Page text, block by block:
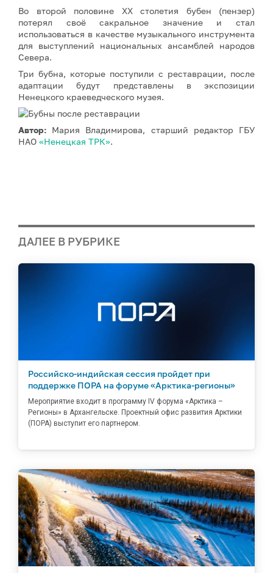
Во второй половине XX столетия бубен (пензер)
потерял своё сакральное значение и стал
использоваться в качестве музыкального инструмента
для выступлений национальных ансамблей народов
Севера.
Три бубна, которые поступили с реставрации, после
адаптации будут представлены в экспозиции
Ненецкого краеведческого музея.
Автор: Мария Владимирова, старший редактор ГБУ
НАО «Ненецкая ТРК».
ДАЛЕЕ В РУБРИКЕ
Российско-индийская сессия пройдет при
поддержке ПОРА на форуме «Арктика-регионы»
Мероприятие входит в программу IV форума «Арктика –
Регионы» в Архангельске. Проектный офис развития Арктики
(ПОРА) выступит его партнером.